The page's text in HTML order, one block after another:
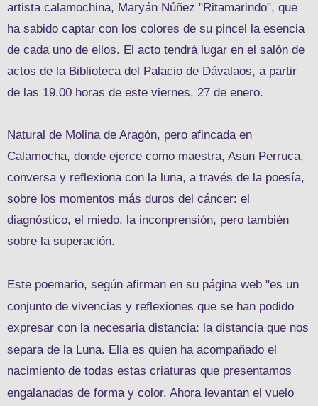
artista calamochina, Maryán Núñez "Ritamarindo", que
ha sabido captar con los colores de su pincel la esencia
de cada uno de ellos. El acto tendrá lugar en el salón de
actos de la Biblioteca del Palacio de Dávalaos, a partir
de las 19.00 horas de este viernes, 27 de enero.
Natural de Molina de Aragón, pero afincada en
Calamocha, donde ejerce como maestra, Asun Perruca,
conversa y reflexiona con la luna, a través de la poesía,
sobre los momentos más duros del cáncer: el
diagnóstico, el miedo, la inconprensión, pero también
sobre la superación.
Este poemario, según afirman en su página web "es un
conjunto de vivencias y reflexiones que se han podido
expresar con la necesaria distancia: la distancia que nos
separa de la Luna. Ella es quien ha acompañado el
nacimiento de todas estas criaturas que presentamos
engalanadas de forma y color. Ahora levantan el vuelo